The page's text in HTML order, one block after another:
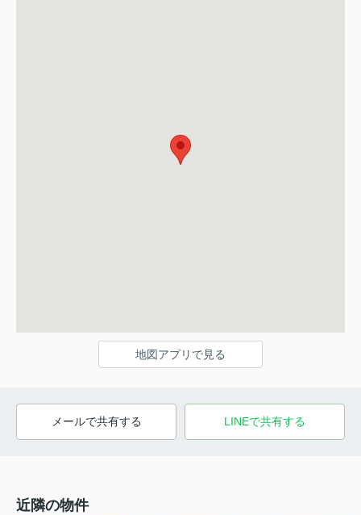
地図アプリで見る
メールで共有する LINEで共有する
近隣の物件